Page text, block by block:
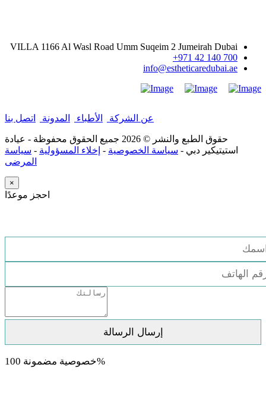
VILLA 1166 Al Wasl Road Umm Suqeim 2 Jumeirah Dubai
700 140 42 971+
info@estheticaredubai.ae
عن الشركة الأطباء المدونة اتصل بنا
حقوق الطبع والنشر ©
2026 جميع الحقوق محفوظة - عيادة
استيتيكير دبي - سياسة الخصوصية - إخلاء المسؤولية - سياسة
المرضى
×
احجز موعدًا
خصوصية مضمونة 100%